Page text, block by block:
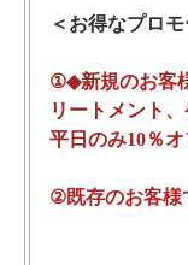
＜お得なプロ
①◆新規のお客
リートメント
平日のみ10％オ
②既存のお客